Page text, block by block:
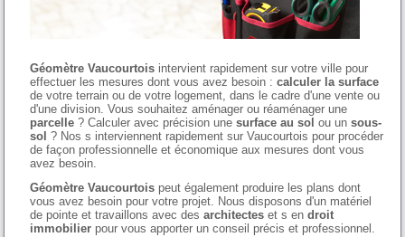
Géomètre Vaucourtois intervient rapidement sur votre ville pour
effectuer les mesures dont vous avez besoin :calculer la surface
de votre terrain ou de votre logement, dans le cadre d'une vente ou
d'une division. Vous souhaitez aménager ou réaménager une
parcelle ? Calculer avec précision unesurface au sol ou unsous-
sol ? Nos s interviennent rapidement sur Vaucourtois pour procéder
de façon professionnelle et économique aux mesures dont vous
avez besoin.
Géomètre Vaucourtois peut également produire les plans dont
vous avez besoin pour votre projet. Nous disposons d'un matériel
de pointe et travaillons avec desarchitectes et s endroit
immobilier pour vous apporter un conseil précis et professionnel.